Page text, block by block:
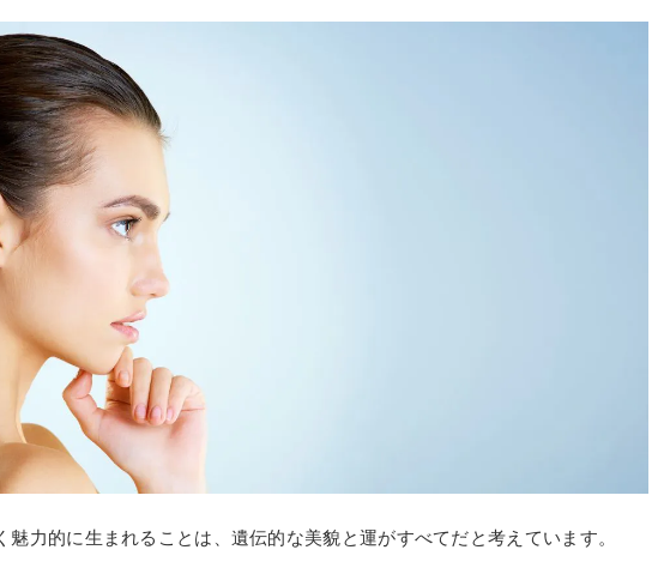
魅力的に生まれることは、遺伝的な美貌と運がすべてだと考えています。